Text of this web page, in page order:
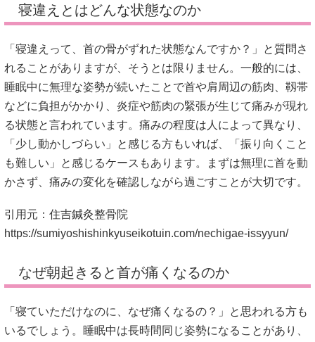
寝違えとはどんな状態なのか
「寝違えって、首の骨がずれた状態なんですか？」と質問さ
れることがありますが、そうとは限りません。一般的には、
睡眠中に無理な姿勢が続いたことで首や肩周辺の筋肉、靱帯
などに負担がかかり、炎症や筋肉の緊張が生じて痛みが現れ
る状態と言われています。痛みの程度は人によって異なり、
「少し動かしづらい」と感じる方もいれば、「振り向くこと
も難しい」と感じるケースもあります。まずは無理に首を動
かさず、痛みの変化を確認しながら過ごすことが大切です。
引用元：住吉鍼灸整骨院
https://sumiyoshishinkyuseikotuin.com/nechigae-issyyun/
なぜ朝起きると首が痛くなるのか
「寝ていただけなのに、なぜ痛くなるの？」と思われる方も
いるでしょう。睡眠中は長時間同じ姿勢になることがあり、